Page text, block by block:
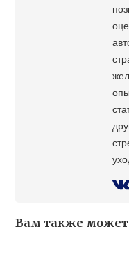
Вам также может